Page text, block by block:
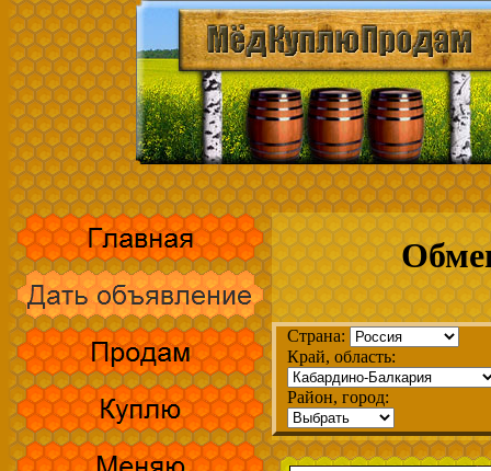
Страна:
Край, область:
Район, город: